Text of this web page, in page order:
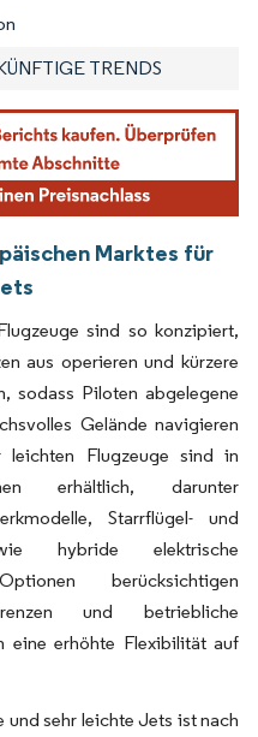
TRENDS
Marktes für
sind so konzipiert,
aus operieren und kürzere
sodass Piloten abgelegene
Gelände navigieren
Flugzeuge sind in
erhältlich, darunter
Starrflügel- und
hybride elektrische
berücksichtigen
und betriebliche
eine erhöhte Flexibilität auf
sehr leichte Jets ist nach